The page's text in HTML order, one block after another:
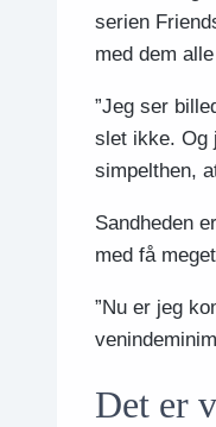
serien
med dem
”Jeg ser
slet ikke. Og
simpelthen,
Sandheden
med få
”Nu er jeg
Det er